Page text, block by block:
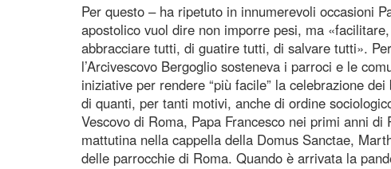
Per questo – ha ripetuto in innumerevoli occasioni
apostolico vuol dire non imporre pesi, ma
abbracciare tutti, di guatire tutti, di salvare tutti».
l’Arcivescovo Bergoglio sosteneva i parroci e le
iniziative per rendere “più facile” la celebrazione
di quanti, per tanti motivi, anche di ordine
Vescovo di Roma, Papa Francesco nei primi anni
mattutina nella cappella della Domus Sanctae,
delle parrocchie di Roma. Quando è arrivata la